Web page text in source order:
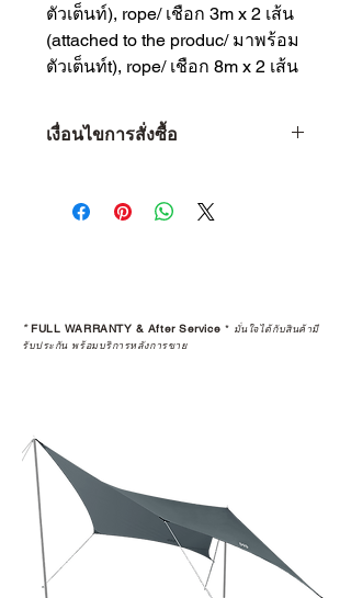
ตัวเต็นท์), rope/ เชือก 3m x 2 เส้น
(attached to the produc/ มาพร้อม
ตัวเต็นท์t), rope/ เชือก 8m x 2 เส้น
เงื่อนไขการสั่งซื้อ
1 • จำกัดจำนวน 1 ท่าน ต่อ 1 ชิ้น
เท่านั้น
ลง
3 • การ Resell (พ่อค้า-แม่ค้า) สินค้าที่
รายการ 15 วัน
4 • สินค้าใดๆ ก็ตามที่ซื้อจากการ
Resell หรือมีการเปลี่ยนมือผู้ซื้อ จะ
ถือว่าสิ้นสุดการรับประกันสินค้าทุก
5 • สงวนสิทธิ์ในการงดจำหน่ายสินค้า
ทุกรายการให้กับผู้ที่มีประวัติการนำ
*FULL WARRANTY & After Service * มั่นใจได้กับสินค้ามี
รับประกัน พร้อมบริการหลังการขาย